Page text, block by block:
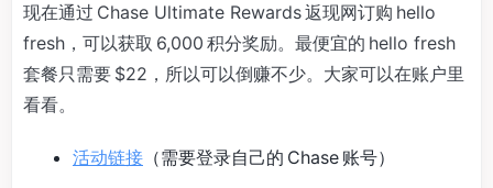
现在通过 Chase Ultimate Rewards 返现网订购 hello
fresh，可以获取 6,000 积分奖励。最便宜的 hello fresh
套餐只需要 $22，所以可以倒赚不少。大家可以在账户里
看看。
活动链接 （需要登录自己的 Chase 账号）